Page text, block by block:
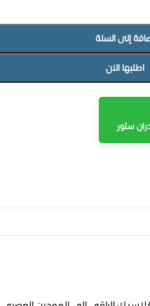
إلى السلة
اطلبها الان
ستور